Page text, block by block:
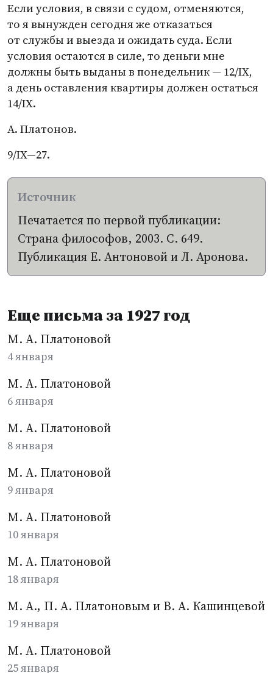
Если условия, в связи с судом, отменяются,
то я вынужден сегодня же отказаться
от службы и выезда и ожидать суда. Если
условия остаются в силе, то деньги мне
должны быть выданы в понедельник — 12/IX,
а день оставления квартиры должен остаться
14/IX.
А. Платонов.
9/IX—27.
Печатается по первой публикации:
Страна философов, 2003. С. 649.
Публикация Е. Антоновой и Л. Аронова.
Еще письма за 1927 год
М. А. Платоновой
4 января
М. А. Платоновой
6 января
М. А. Платоновой
8 января
М. А. Платоновой
9 января
М. А. Платоновой
10 января
М. А. Платоновой
18 января
М. А., П. А. Платоновым и В. А. Кашинцевой
19 января
М. А. Платоновой
25 января